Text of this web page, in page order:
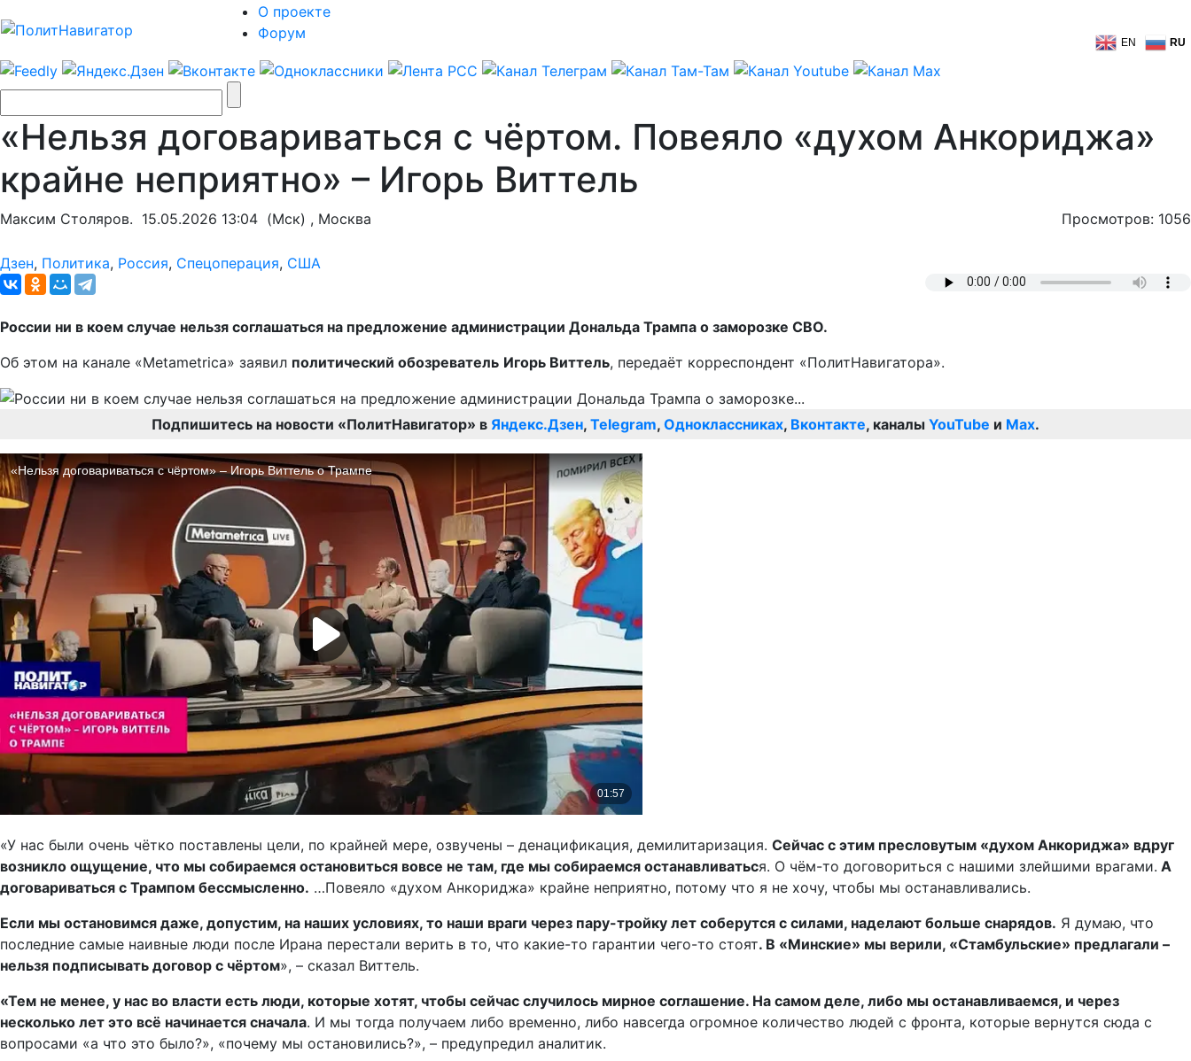
О проекте
Форум
EN RU
«Нельзя договариваться с чёртом. Повеяло «духом Анкориджа»
крайне неприятно» – Игорь Виттель
Максим Столяров. 15.05.2026 13:04 (Мск) , Москва Просмотров: 1056
Дзен, Политика, Россия, Спецоперация, США
России ни в коем случае нельзя соглашаться на предложение администрации Дональда Трампа о заморозке СВО.
Об этом на канале «Metametrica» заявил политический обозреватель Игорь Виттель, передаёт корреспондент «ПолитНавигатора».
Подпишитесь на новости «ПолитНавигатор» в Яндекс.Дзен, Telegram, Одноклассниках, Вконтакте, каналы YouTube и Max.
«У нас были очень чётко поставлены цели, по крайней мере, озвучены – денацификация, демилитаризация. Сейчас с этим пресловутым «духом Анкориджа» вдруг
возникло ощущение, что мы собираемся остановиться вовсе не там, где мы собираемся останавливаться. О чём-то договориться с нашими злейшими врагами. А
договариваться с Трампом бессмысленно. …Повеяло «духом Анкориджа» крайне неприятно, потому что я не хочу, чтобы мы останавливались.
Если мы остановимся даже, допустим, на наших условиях, то наши враги через пару-тройку лет соберутся с силами, наделают больше снарядов. Я думаю, что
последние самые наивные люди после Ирана перестали верить в то, что какие-то гарантии чего-то стоят. В «Минские» мы верили, «Стамбульские» предлагали –
нельзя подписывать договор с чёртом», – сказал Виттель.
«Тем не менее, у нас во власти есть люди, которые хотят, чтобы сейчас случилось мирное соглашение. На самом деле, либо мы останавливаемся, и через
несколько лет это всё начинается сначала. И мы тогда получаем либо временно, либо навсегда огромное количество людей с фронта, которые вернутся сюда с
вопросами «а что это было?», «почему мы остановились?», – предупредил аналитик.